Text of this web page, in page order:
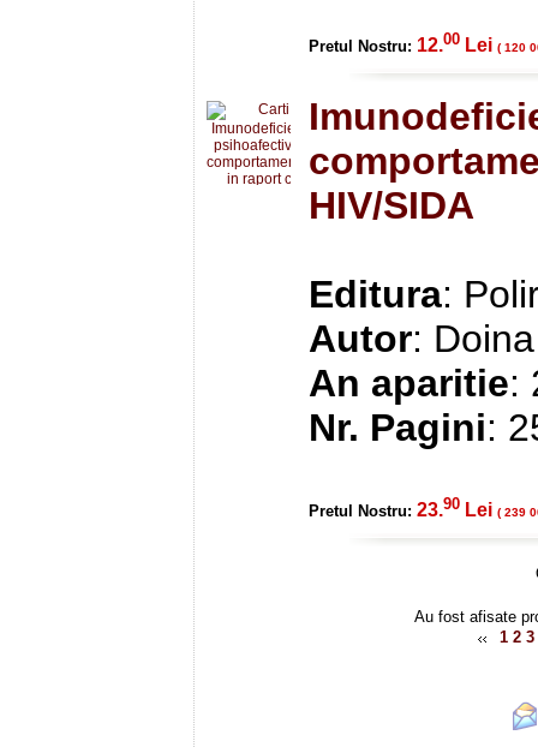
Pretul Nostru: 12.00 Lei ( 120
HIV/SIDA
Editura:
Autor:
An aparitie:
Nr. Pagini:
Pretul Nostru: 23.90 Lei ( 239
Au fost afisate
1 2 3